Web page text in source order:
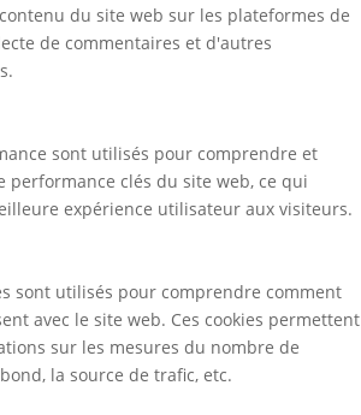
du site web sur les plateformes de
de commentaires et d'autres
sont utilisés pour comprendre et
performance clés du site web, ce qui
expérience utilisateur aux visiteurs.
sont utilisés pour comprendre comment
avec le site web. Ces cookies permettent
sur les mesures du nombre de
la source de trafic, etc.